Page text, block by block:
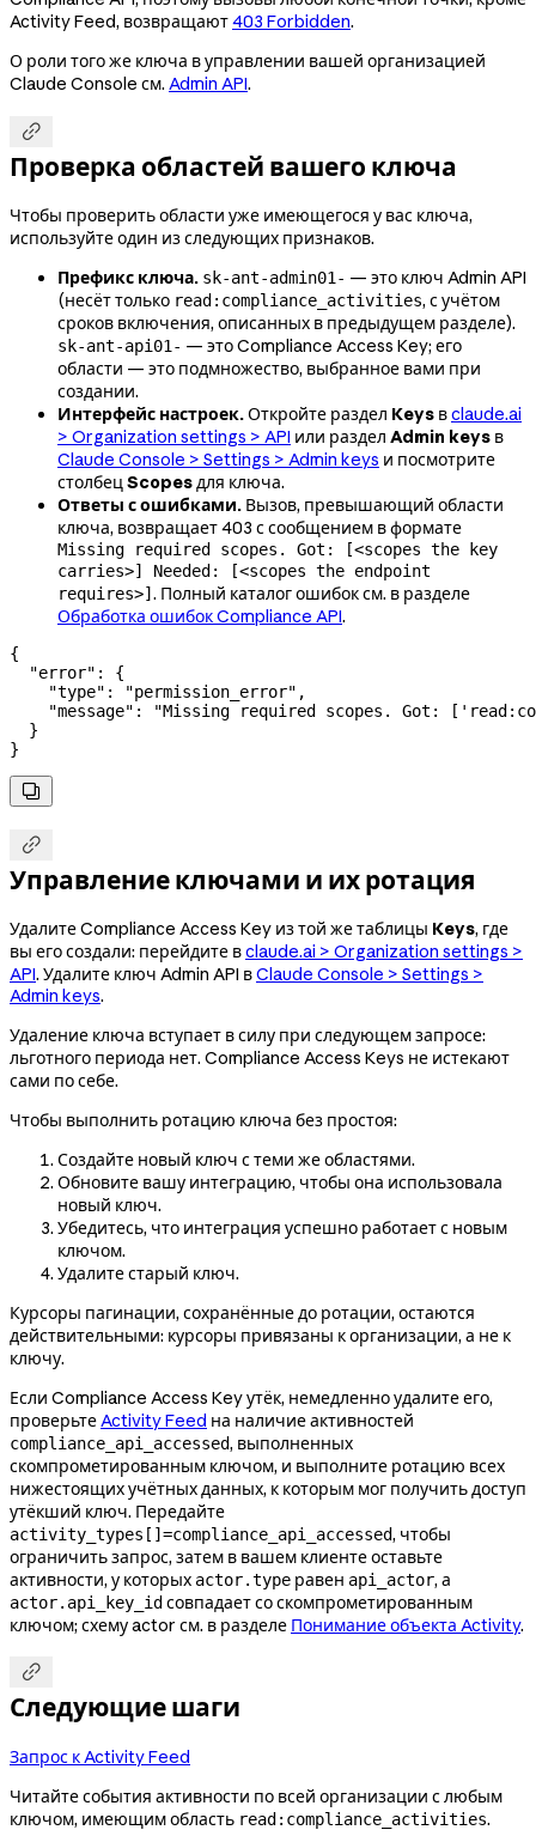
Activity Feed, возвращают403 Forbidden.
О роли того же ключа в управлении вашей организацией
Claude Console см. Admin API.

Проверка областей вашего ключа
Чтобы проверить области уже имеющегося у вас ключа,
используйте один из следующих признаков.
Префикс ключа. sk-ant-admin01- — это ключ Admin API
(несёт только read:compliance_activities, с учётом
сроков включения, описанных в предыдущем разделе).
sk-ant-api01- — это Compliance Access Key; его
области — это подмножество, выбранное вами при
создании.
Интерфейс настроек.Откройте раздел Keys вclaude.ai
> Organization settings > API или раздел Admin keys в
Claude Console > Settings > Admin keys и посмотрите
столбецScopesдля ключа.
Ответы с ошибками. Вызов, превышающий области
ключа, возвращает 403 с сообщением в формате
Missing required scopes. Got: [<scopes the key
carries>] Needed: [<scopes the endpoint
requires>] . Полный каталог ошибок см. в разделе
Обработка ошибок Compliance API.
{
  "error"
: {
    "type"
: "permission_error" ,
    "message"
:
"Missing required scopes. Got:
  }
}


Управление ключами и их ротация
Удалите Compliance Access Key из той же таблицы Keys, где
вы его создали: перейдите вclaude.ai > Organization settings >
API. Удалите ключ Admin API вClaude Console > Settings >
Admin keys.
Удаление ключа вступает в силу при следующем запросе:
льготного периода нет. Compliance Access Keys не истекают
сами по себе.
Чтобы выполнить ротацию ключа без простоя:
Создайте новый ключ с теми же областями.
Обновите вашу интеграцию, чтобы она использовала
новый ключ.
Убедитесь, что интеграция успешно работает с новым
ключом.
Удалите старый ключ.
Курсоры пагинации, сохранённые до ротации, остаются
действительными: курсоры привязаны к организации, а не к
ключу.
Если Compliance Access Key утёк, немедленно удалите его,
проверьтеActivity Feed на наличие активностей
compliance_api_accessed, выполненных
скомпрометированным ключом, и выполните ротацию всех
нижестоящих учётных данных, к которым мог получить доступ
утёкший ключ. Передайте
activity_types[]=compliance_api_accessed, чтобы
ограничить запрос, затем в вашем клиенте оставьте
активности, у которых actor.type равен api_actor, а
actor.api_key_id совпадает со скомпрометированным
ключом; схему actor см. в разделе Понимание объекта Activity.

Следующие шаги
Запрос к Activity Feed
Читайте события активности по всей организации с любым
ключом, имеющим область read:compliance_activities.